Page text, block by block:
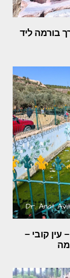
בורמה ליד
עין קובי –